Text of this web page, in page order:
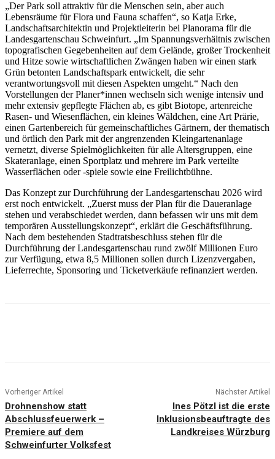
„Der Park soll attraktiv für die Menschen sein, aber auch
Lebensräume für Flora und Fauna schaffen“, so Katja Erke,
Landschaftsarchitektin und Projektleiterin bei Planorama für die
Landesgartenschau Schweinfurt. „Im Spannungsverhältnis zwischen
topografischen Gegebenheiten auf dem Gelände, großer Trockenheit
und Hitze sowie wirtschaftlichen Zwängen haben wir einen stark
Grün betonten Landschaftspark entwickelt, die sehr
verantwortungsvoll mit diesen Aspekten umgeht.“ Nach den
Vorstellungen der Planer*innen wechseln sich wenige intensiv und
mehr extensiv gepflegte Flächen ab, es gibt Biotope, artenreiche
Rasen- und Wiesenflächen, ein kleines Wäldchen, eine Art Prärie,
einen Gartenbereich für gemeinschaftliches Gärtnern, der thematisch
und örtlich den Park mit der angrenzenden Kleingartenanlage
vernetzt, diverse Spielmöglichkeiten für alle Altersgruppen, eine
Skateranlage, einen Sportplatz und mehrere im Park verteilte
Wasserflächen oder -spiele sowie eine Freilichtbühne.
Das Konzept zur Durchführung der Landesgartenschau 2026 wird
erst noch entwickelt. „Zuerst muss der Plan für die Daueranlage
stehen und verabschiedet werden, dann befassen wir uns mit dem
temporären Ausstellungskonzept“, erklärt die Geschäftsführung.
Nach dem bestehenden Stadtratsbeschluss stehen für die
Durchführung der Landesgartenschau rund zwölf Millionen Euro
zur Verfügung, etwa 8,5 Millionen sollen durch Lizenzvergaben,
Lieferrechte, Sponsoring und Ticketverkäufe refinanziert werden.
Vorheriger Artikel
Drohnenshow statt
Abschlussfeuerwerk –
Premiere auf dem
Schweinfurter Volksfest
Nächster Artikel
Ines Pötzl ist die erste
Inklusionsbeauftragte des
Landkreises Würzburg